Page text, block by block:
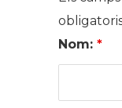
Nom: *